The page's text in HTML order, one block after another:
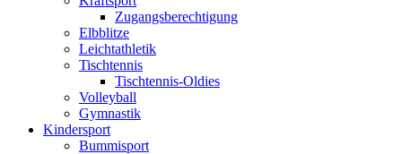
Zugangsberechtigung
Elbblitze
Leichtathletik
Tischtennis
Tischtennis-Oldies
Volleyball
Gymnastik
Kindersport
Bummisport